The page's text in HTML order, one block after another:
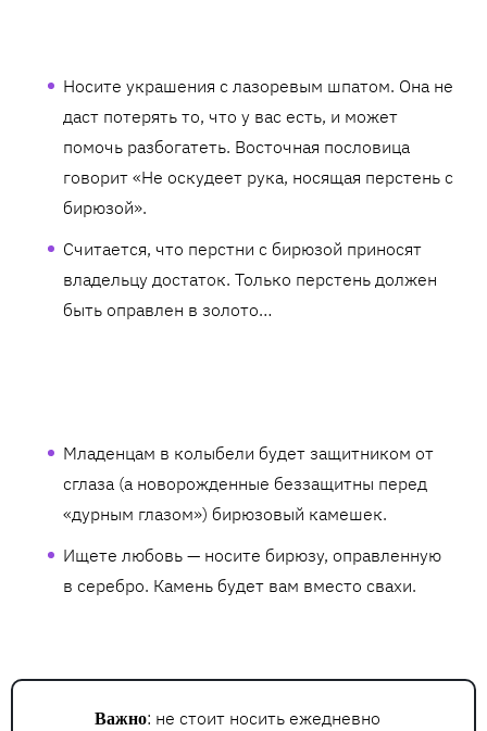
Носите украшения с лазоревым шпатом. Она не
даст потерять то, что у вас есть, и может
помочь разбогатеть. Восточная пословица
говорит «Не оскудеет рука, носящая перстень с
бирюзой».
Считается, что перстни с бирюзой приносят
владельцу достаток. Только перстень должен
быть оправлен в золото…
Младенцам в колыбели будет защитником от
сглаза (а новорожденные беззащитны перед
«дурным глазом») бирюзовый камешек.
Ищете любовь — носите бирюзу, оправленную
в серебро. Камень будет вам вместо свахи.
Важно: не стоит носить ежедневно